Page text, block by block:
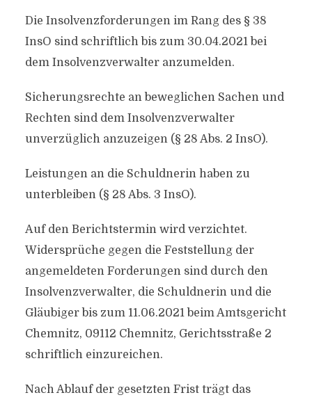
Die Insolvenzforderungen im Rang des § 38
InsO sind schriftlich bis zum 30.04.2021 bei
dem Insolvenzverwalter anzumelden.
Sicherungsrechte an beweglichen Sachen und
Rechten sind dem Insolvenzverwalter
unverzüglich anzuzeigen (§ 28 Abs. 2 InsO).
Leistungen an die Schuldnerin haben zu
unterbleiben (§ 28 Abs. 3 InsO).
Auf den Berichtstermin wird verzichtet.
Widersprüche gegen die Feststellung der
angemeldeten Forderungen sind durch den
Insolvenzverwalter, die Schuldnerin und die
Gläubiger bis zum 11.06.2021 beim Amtsgericht
Chemnitz, 09112 Chemnitz, Gerichtsstraße 2
schriftlich einzureichen.
Nach Ablauf der gesetzten Frist trägt das